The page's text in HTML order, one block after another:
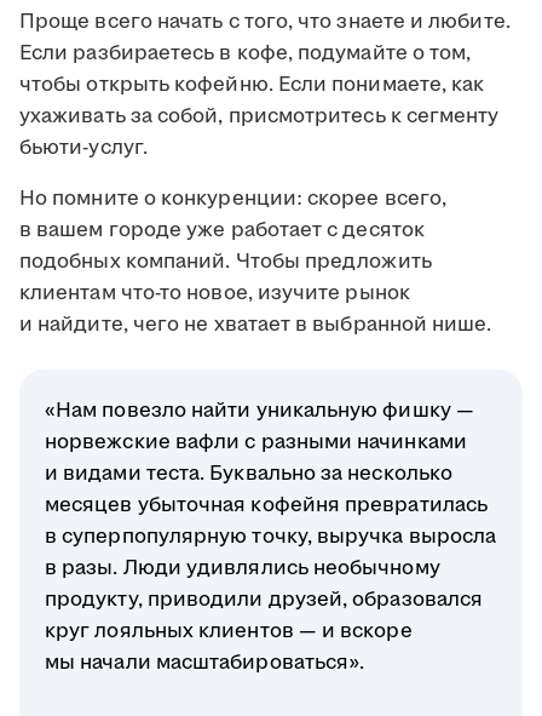
Проще всего начать с того, что знаете и любите.
Если разбираетесь в кофе, подумайте о том,
чтобы открыть кофейню. Если понимаете, как
ухаживать за собой, присмотритесь к сегменту
бьюти-услуг.
Но помните о конкуренции: скорее всего,
в вашем городе уже работает с десяток
подобных компаний. Чтобы предложить
клиентам что-то новое, изучите рынок
и найдите, чего не хватает в выбранной нише.
«Нам повезло найти уникальную фишку —
норвежские вафли с разными начинками
и видами теста. Буквально за несколько
месяцев убыточная кофейня превратилась
в суперпопулярную точку, выручка выросла
в разы. Люди удивлялись необычному
продукту, приводили друзей, образовался
круг лояльных клиентов — и вскоре
мы начали масштабироваться».